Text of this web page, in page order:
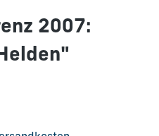
2007: